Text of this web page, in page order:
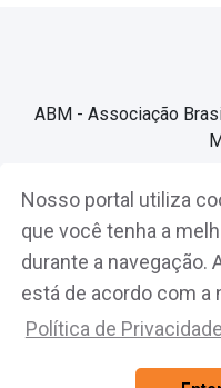
Nosso portal utiliza
que você tenha a
durante a navegação.
está de acordo com a
Política de
ABM - Associação